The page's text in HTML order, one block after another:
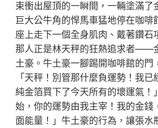
束衝出屋頂的一瞬間，一輛塗滿了
巨大公牛角的悍馬車猛地停在咖啡
座上走下一個全身肌肉、戴著鑽石
那人正是林天秤的狂熱追求者——
土豪。牛土豪一腳踢開咖啡館的門
「天秤！別管那什麼負運勢！我已
純金箔買下了今天所有的壞運氣！
始，你的運勢由我主宰！我的金錢
面能量！」牛土豪的行為，讓張水